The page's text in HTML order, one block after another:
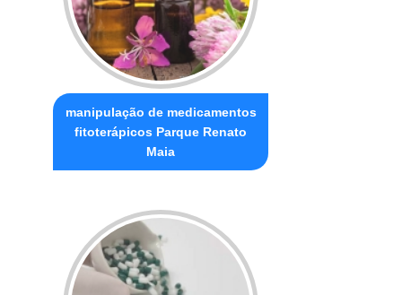
manipulação de medicamentos
fitoterápicos Parque Renato
Maia